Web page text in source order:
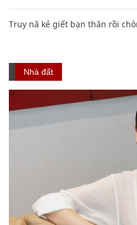
Truy nã kẻ giết bạn thân rồi
Nhà đất